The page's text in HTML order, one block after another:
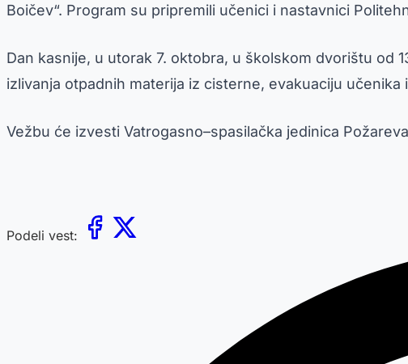
Boičev“. Program su pripremili učenici i nastavnici
Dan kasnije, u utorak 7. oktobra, u školskom dvorištu od
izlivanja otpadnih materija iz cisterne, evakuaciju
Vežbu će izvesti Vatrogasno–spasilačka jedinica
Podeli vest: